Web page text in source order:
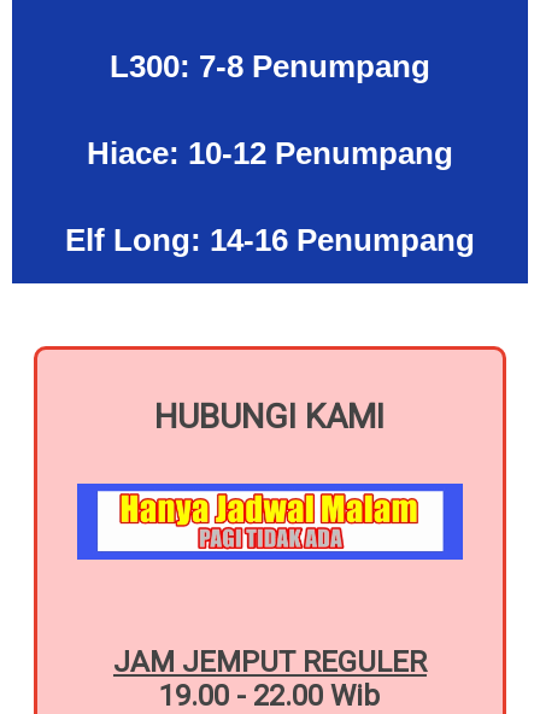
L300: 7-8 Penumpang
Hiace: 10-12 Penumpang
Elf Long: 14-16 Penumpang
HUBUNGI KAMI
JAM JEMPUT REGULER
19.00 - 22.00 Wib